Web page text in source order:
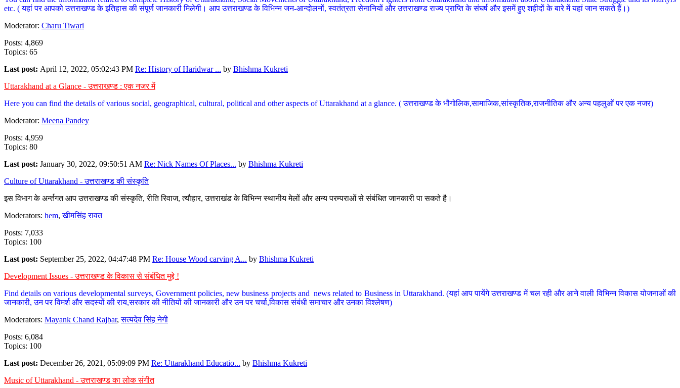
etc. ( यहां पर आपको उत्तराखण्ड के इतिहास की संपूर्ण जानकारी मिलेगी। आप उत्तराखण्ड के विभिन्न जन-आन्दोलनों, स्वतंत्रता सेनानियों और उत्तराखण्ड राज्य प्राप्ति के संघर्ष और इसमें हुए शहीदों के बारे में यहां जान सकते हैं।)
Moderator: Charu Tiwari
Posts: 4,869
Topics: 65
Last post: April 12, 2022, 05:02:43 PM Re: History of Haridwar ... by Bhishma Kukreti
Uttarakhand at a Glance - उत्तराखण्ड : एक नजर में
Here you can find the details of various social, geographical, cultural, political and other aspects of Uttarakhand at a glance. ( उत्तराखण्ड के भौगोलिक,सामाजिक,सांस्कृतिक,राजनीतिक और अन्य पहलुओं पर एक नजर)
Moderator: Meena Pandey
Posts: 4,959
Topics: 80
Last post: January 30, 2022, 09:50:51 AM Re: Nick Names Of Places... by Bhishma Kukreti
Culture of Uttarakhand - उत्तराखण्ड की संस्कृति
इस विभाग के अर्न्तगत आप उत्तराखण्ड की संस्कृति, रीति रिवाज, त्यौहार, उत्तराखंड के विभिन्न स्थानीय मेलों और अन्य परम्पराओं से संबंधित जानकारी पा सकते है।
Moderators: hem,खीमसिंह रावत
Posts: 7,033
Topics: 100
Last post: September 25, 2022, 04:47:48 PM Re: House Wood carving A... by Bhishma Kukreti
Development Issues - उत्तराखण्ड के विकास से संबंधित मुद्दे !
Find details on various developmental surveys, Government policies, new business projects and news related to Business in Uttarakhand. (यहां आप पायेंगे उत्तराखण्ड में चल रही और आने वाली विभिन्न विकास योजनाओं की
जानकारी, उन पर विमर्श और सदस्यों की राय,सरकार की नीतियों की जानकारी और उन पर चर्चा,विकास संबंधी समाचार और उनका विश्लेषण)
Moderators: Mayank Chand Rajbar,सत्यदेव सिंह नेगी
Posts: 6,084
Topics: 100
Last post: December 26, 2021, 05:09:09 PM Re: Uttarakhand Educatio... by Bhishma Kukreti
Music of Uttarakhand - उत्तराखण्ड का लोक संगीत